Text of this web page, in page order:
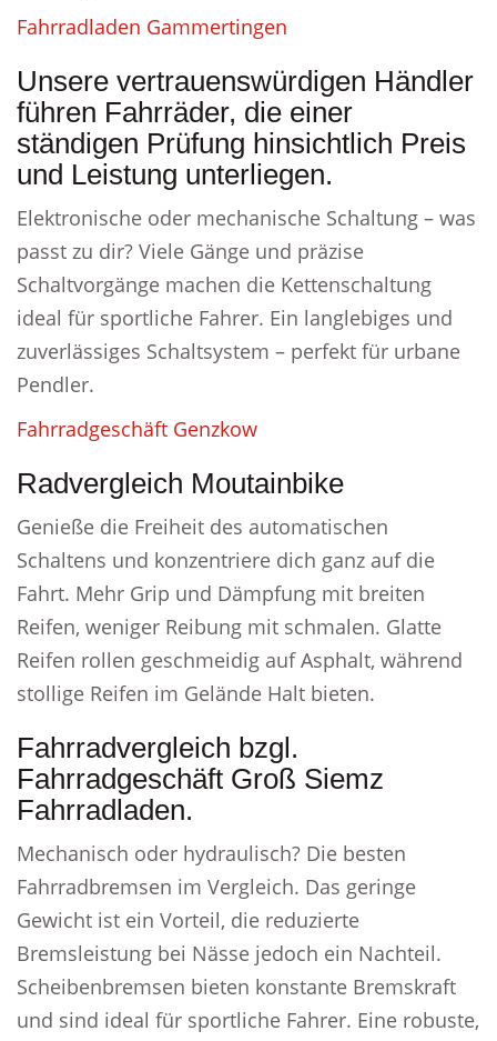
Fahrradladen Gammertingen
Unsere vertrauenswürdigen Händler
führen Fahrräder, die einer
ständigen Prüfung hinsichtlich Preis
und Leistung unterliegen.
Elektronische oder mechanische Schaltung – was
passt zu dir? Viele Gänge und präzise
Schaltvorgänge machen die Kettenschaltung
ideal für sportliche Fahrer. Ein langlebiges und
zuverlässiges Schaltsystem – perfekt für urbane
Pendler.
Fahrradgeschäft Genzkow
Radvergleich Moutainbike
Genieße die Freiheit des automatischen
Schaltens und konzentriere dich ganz auf die
Fahrt. Mehr Grip und Dämpfung mit breiten
Reifen, weniger Reibung mit schmalen. Glatte
Reifen rollen geschmeidig auf Asphalt, während
stollige Reifen im Gelände Halt bieten.
Fahrradvergleich bzgl.
Fahrradgeschäft Groß Siemz
Fahrradladen.
Mechanisch oder hydraulisch? Die besten
Fahrradbremsen im Vergleich. Das geringe
Gewicht ist ein Vorteil, die reduzierte
Bremsleistung bei Nässe jedoch ein Nachteil.
Scheibenbremsen bieten konstante Bremskraft
und sind ideal für sportliche Fahrer. Eine robuste,